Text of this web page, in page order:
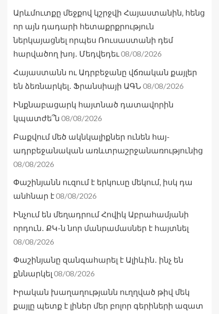
Արևմուտքը մեջքով կշրջվի Հայաստանին, հենց
որ այն դադարի հետաքրքրություն
ներկայացնել որպես Ռուսաստանի դեմ
հարվածող խոյ․ Մեդվեդեւ08/08/2026
Հայաստանն ու Ադրբեջանը վճռական քայլեր
են ձեռնարկել․ Ֆրանսիայի ԱԳՆ 08/08/2026
Ինքնաբացարկ հայտնած դատավորին
կպատժե՞ն 08/08/2026
Բաքվում մեծ ակնկալիքներ ունեն հայ-
ադրբեջանական առևտրաշրջանառությունից
08/08/2026
Փաշինյանն ուզում է երկուսը մեկում, իսկ դա
անհնար է08/08/2026
Ինչում են մեղադրում Հովիկ Աբրահամյանի
որդուն․ ՔԿ-ն նոր մանրամասներ է հայտնել
08/08/2026
Փաշինյանը զանգահարել է Ալիևին․ ինչ են
քննարկել 08/08/2026
Իրական խաղաղությանն ուղղված թիվ մեկ
քայլը պետք է լիներ մեր բոլոր գերիների ազատ